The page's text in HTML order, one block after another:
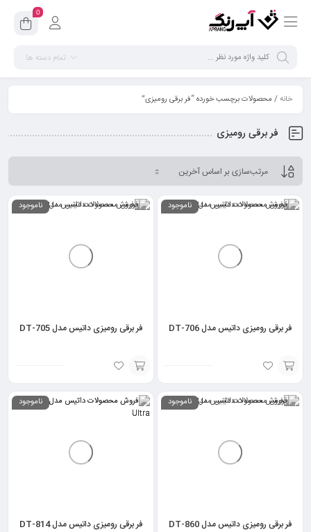
0
تمام دسته ها
خانه/ محصولات برچسب خورده “فر برقی رومیزی”
فر برقی رومیزی
ناموجود
فر برقی رومیزی داتیس مدل DT-706
گزینه
ناموجود
فر برقی رومیزی داتیس مدل DT-705
گزینه
ناموجود
فر برقی رومیزی داتیس مدل DT-860
ناموجود
فر برقی رومیزی داتیس مدل DT-814